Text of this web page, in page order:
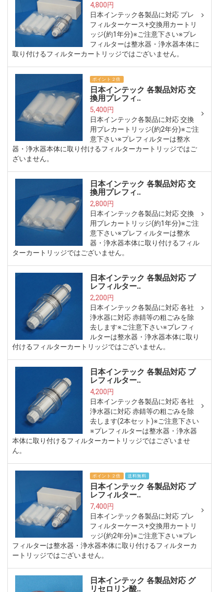
4,800円
日本インテック各製品に対応 プレ
フィルターケース+交換用カートリ
ッジ(約1年分)※ご注意下さい※プレ
フィルターは整水器・浄水器本体に
取り付けるフィルターカートリッジではございません。
ポイント２倍
日本インテック 各製品対応 交
換用プレフィ..
5,400円
日本インテック各製品に対応 交換
用プレカートリッジ(約2年分)※ご注
意下さい※プレフィルターは整水
器・浄水器本体に取り付けるフィルターカートリッジではご
ざいません。
日本インテック 各製品対応 交
換用プレフィ..
2,800円
日本インテック各製品に対応 交換
用プレカートリッジ(約1年分)※ご注
意下さい※プレフィルターは整水
器・浄水器本体に取り付けるフィル
ターカートリッジではございません。
日本インテック 各製品対応 プ
レフィルター..
2,200円
日本インテック各製品に対応 各社
浄水器に対応 赤錆等の粗ごみを除
去します※ご注意下さい※プレフィ
ルターは整水器・浄水器本体に取り
付けるフィルターカートリッジではございません。
日本インテック 各製品対応 プ
レフィルター..
4,200円
日本インテック各製品に対応 各社
浄水器に対応 赤錆等の粗ごみを除
去します(2本セット)※ご注意下さい
※プレフィルターは整水器・浄水器
本体に取り付けるフィルターカートリッジではございませ
ん。
ポイント２倍 送料無料
日本インテック 各製品対応 プ
レフィルター..
7,400円
日本インテック各製品に対応 プレ
フィルターケース+交換用カートリ
ッジ(約2年分)※ご注意下さい※プレ
フィルターは整水器・浄水器本体に取り付けるフィルターカ
ートリッジではございません。
日本インテック 各製品対応 グ
リセロリン酸..